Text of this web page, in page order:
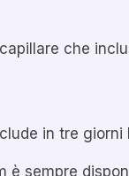
che
in tre giorni
è sempre